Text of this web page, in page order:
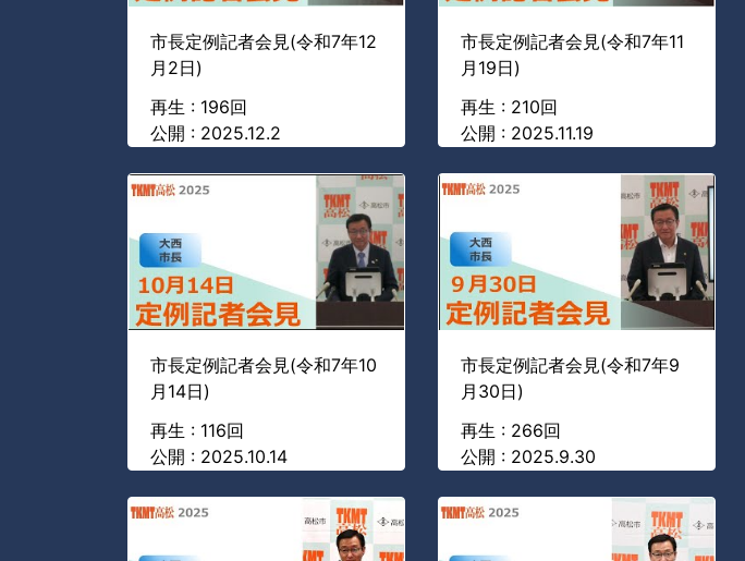
市長定例記者会見(令和7年12
月2日)
再生 : 196回
公開 : 2025.12.2
市長定例記者会見(令和7年11
月19日)
再生 : 210回
公開 : 2025.11.19
市長定例記者会見(令和7年10
月14日)
再生 : 116回
公開 : 2025.10.14
市長定例記者会見(令和7年9
月30日)
再生 : 266回
公開 : 2025.9.30